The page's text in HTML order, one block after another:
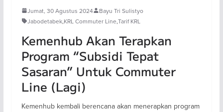
Jumat, 30 Agustus 2024
Bayu Tri Sulistyo
Jabodetabek,KRL Commuter Line,Tarif KRL
Kemenhub Akan Terapkan
Program “Subsidi Tepat
Sasaran” Untuk Commuter
Line (Lagi)
Kemenhub kembali berencana akan menerapkan program